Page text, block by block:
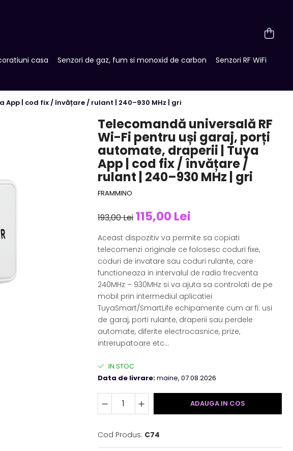
casa Senzori de gaz, fum si monoxid de carbon
Senzori RF WiFi
| cod fix / învățare / rulant | 240–930 MHz | gri
Telecomandă universală RF
Wi-Fi pentru uși garaj, porți
automate, draperii | Tuya
App | cod fix / învățare /
rulant | 240–930 MHz | gri
FRAMMINO
193,00 Lei 115,00 Lei
Aceast dispozitiv va permite sa copiati
telecomenzi originale ce folosesc coduri fixe,
coduri de invatare sau coduri rulante, care
functioneaza in intervalul de radio frecventa
240MHz – 930MHz si va ajuta sa controlati de pe
mobil prin intermediul aplicatiei
TuyaSmart/SmartLife echipamente cum ar fi: usi
de garaj, porti rulante, draperii sau perdele
automate, diferite electrocasnice, prize,
intrerupatoare etc…
IN STOC
Data de livrare:maine, 07.08.2026
ADAUGA IN COS
Cod Produs: C74